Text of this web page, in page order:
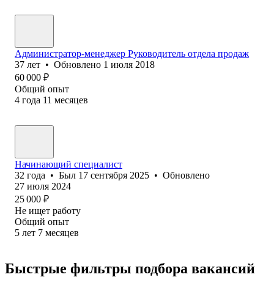
Администратор-менеджер Руководитель отдела продаж
37 лет • Обновлено 1 июля 2018
60 000 ₽
Общий опыт
4 года 11 месяцев
Начинающий специалист
32 года • Был 17 сентября 2025 • Обновлено
27 июля 2024
25 000 ₽
Не ищет работу
Общий опыт
5 лет 7 месяцев
Быстрые фильтры подбора вакансий